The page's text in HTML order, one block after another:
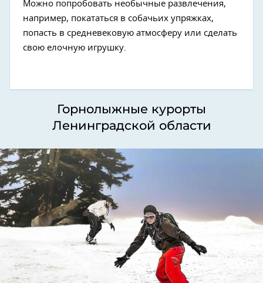
Можно попробовать необычные развлечения,
например, покататься в собачьих упряжках,
попасть в средневековую атмосферу или сделать
свою елочную игрушку.
Горнолыжные курорты
Ленинградской области